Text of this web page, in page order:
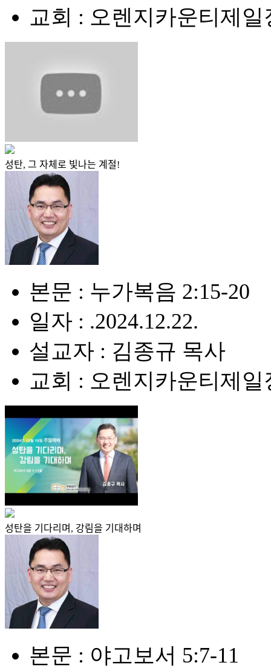
교회 : 오렌지카운티제일
성탄, 그 자체로 빛나는 계절!
본문 : 누가복음 2:15-20
일자 : .2024.12.22.
설교자 : 김종규 목사
교회 : 오렌지카운티제일
성탄을 기다리며, 강림을 기대하며
본문 : 야고보서 5:7-11